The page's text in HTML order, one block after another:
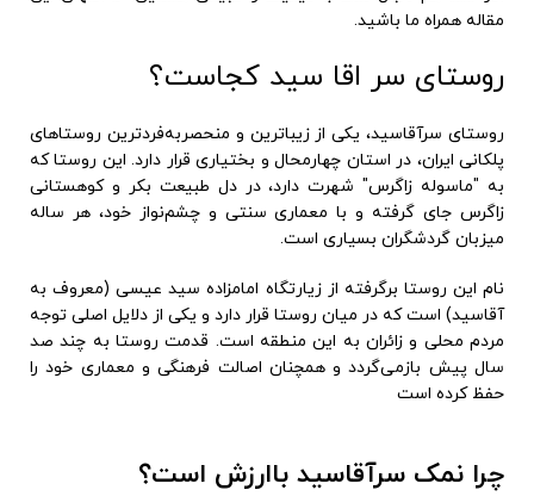
مقاله همراه ما باشید.
روستای سر اقا سید کجاست؟
روستای سرآقاسید، یکی از زیباترین و منحصربه‌فردترین روستاهای
پلکانی ایران، در استان چهارمحال و بختیاری قرار دارد. این روستا که
به "ماسوله زاگرس" شهرت دارد، در دل طبیعت بکر و کوهستانی
زاگرس جای گرفته و با معماری سنتی و چشم‌نواز خود، هر ساله
میزبان گردشگران بسیاری است.
نام این روستا برگرفته از زیارتگاه امامزاده سید عیسی (معروف به
آقاسید) است که در میان روستا قرار دارد و یکی از دلایل اصلی توجه
مردم محلی و زائران به این منطقه است. قدمت روستا به چند صد
سال پیش بازمی‌گردد و همچنان اصالت فرهنگی و معماری خود را
حفظ کرده است
چرا نمک سرآقاسید باارزش است؟